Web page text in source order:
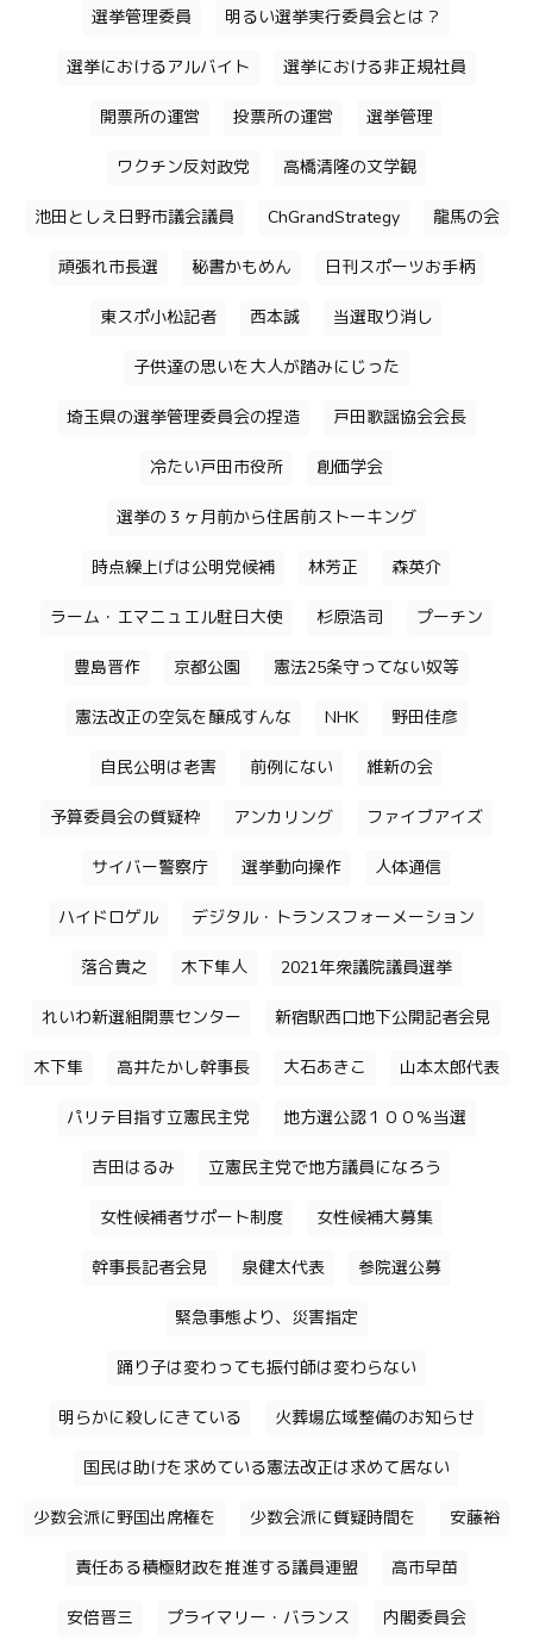
選挙管理委員 明るい選挙実行委員会とは？
選挙におけるアルバイト 選挙における非正規社員
開票所の運営 投票所の運営 選挙管理
ワクチン反対政党 高橋清隆の文学観
池田としえ日野市議会議員 ChGrandStrategy 龍馬の会
頑張れ市長選 秘書かもめん 日刊スポーツお手柄
東スポ小松記者 西本誠 当選取り消し
子供達の思いを大人が踏みにじった
埼玉県の選挙管理委員会の捏造 戸田歌謡協会会長
冷たい戸田市役所 創価学会
選挙の３ヶ月前から住居前ストーキング
時点繰上げは公明党候補 林芳正 森英介
ラーム・エマニュエル駐日大使 杉原浩司 プーチン
豊島晋作 京都公園 憲法25条守ってない奴等
憲法改正の空気を醸成すんな NHK 野田佳彦
自民公明は老害 前例にない 維新の会
予算委員会の質疑枠 アンカリング ファイブアイズ
サイバー警察庁 選挙動向操作 人体通信
ハイドロゲル デジタル・トランスフォーメーション
落合貴之 木下隼人 2021年衆議院議員選挙
れいわ新選組開票センター 新宿駅西口地下公開記者会見
木下隼 高井たかし幹事長 大石あきこ 山本太郎代表
パリテ目指す立憲民主党 地方選公認１００％当選
吉田はるみ 立憲民主党で地方議員になろう
女性候補者サポート制度 女性候補大募集
幹事長記者会見 泉健太代表 参院選公募
緊急事態より、災害指定
踊り子は変わっても振付師は変わらない
明らかに殺しにきている 火葬場広域整備のお知らせ
国民は助けを求めている憲法改正は求めて居ない
少数会派に野国出席権を 少数会派に質疑時間を 安藤裕
責任ある積極財政を推進する議員連盟 高市早苗
安倍晋三 プライマリー・バランス 内閣委員会